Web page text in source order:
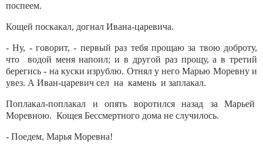
поспеем.
Кощей поскакал, догнал Ивана-царевича.
- Ну, - говорит, - первый раз тебя прощаю за твою доброту,
что водой меня напоил; и в другой раз прощу, а в третий
берегись - на куски изрублю. Отнял у него Марью Моревну и
увез. А Иван-царевич сел на камень и заплакал.
Поплакал-поплакал и опять воротился назад за Марьей
Моревною. Кощея Бессмертного дома не случилось.
- Поедем, Марья Моревна!